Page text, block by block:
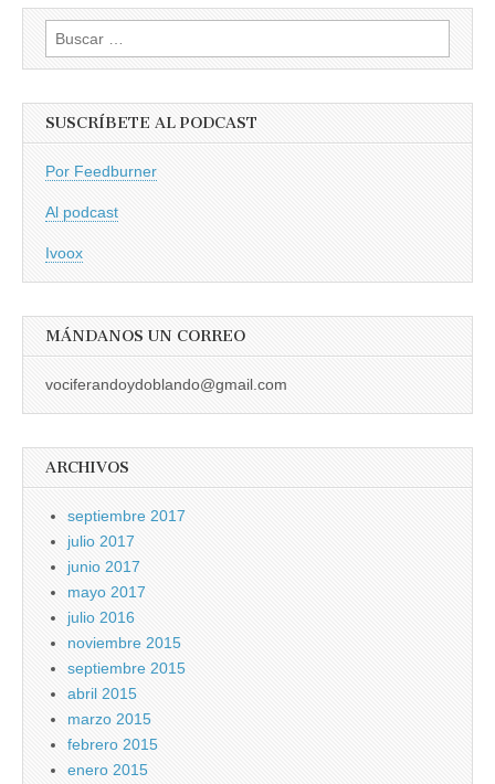
Buscar:
SUSCRÍBETE AL PODCAST
Por Feedburner
Al podcast
Ivoox
MÁNDANOS UN CORREO
vociferandoydoblando@gmail.com
ARCHIVOS
septiembre 2017
julio 2017
junio 2017
mayo 2017
julio 2016
noviembre 2015
septiembre 2015
abril 2015
marzo 2015
febrero 2015
enero 2015